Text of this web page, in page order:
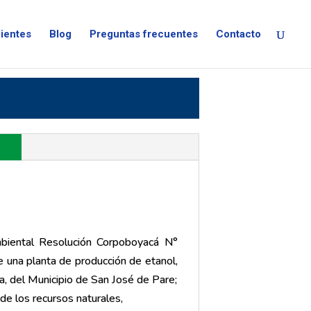
Blog Preguntas frecuentes Contacto
Resolución Corpoboyacá N°
planta de producción de etanol,
del Municipio de San José de Pare;
los recursos naturales,